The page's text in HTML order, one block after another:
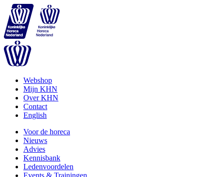
Webshop
Mijn KHN
Over KHN
Contact
English
Voor de horeca
Nieuws
Advies
Kennisbank
Ledenvoordelen
Events & Trainingen